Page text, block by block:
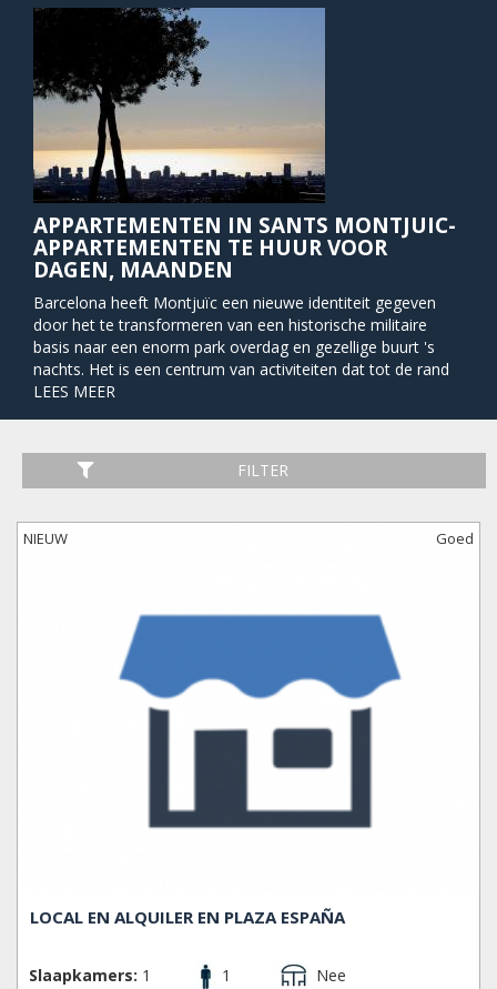
APPARTEMENTEN IN SANTS MONTJUIC-
APPARTEMENTEN TE HUUR VOOR
DAGEN, MAANDEN
Barcelona heeft Montjuïc een nieuwe identiteit gegeven
door het te transformeren van een historische militaire
basis naar een enorm park overdag en gezellige buurt 's
nachts. Het is een centrum van activiteiten dat tot de rand
met energie en leven gevuld is, vanwege de gezonde
het centrum van de Olympische Spelen in 1992 was, zijn er
vele grote faciliteiten voor talrijke sporten zoals zwemmen,
Het is hier veilig om ´s nachts rond te lopen; neem iets te
MNAC - Museu National d'Art Catalunya (Nationaal
Museum voor Catalaanse Kunst). De Magische Fontijn van
Montjuïc houdt hier ‘s nachts in de weekenden een
geweldige show van water, lichten en muziek. Montjuïc is
de grote heuvel die in het zuidwesten van de stad ligt,
grenzend aan de buurt Poble Sec, en is één van de oudste
El Poble-sec, Hostafrancs, La Bordeta, La Font de la
LEES MEER
FILTER
NIEUW Goed
LOCAL EN ALQUILER EN PLAZA ESPAÑA
Slaapkamers: 1 1
Nee